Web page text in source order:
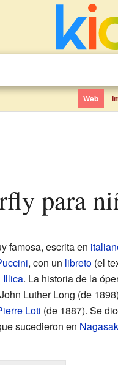
Web
para
famosa, escrita en
, con un libreto(el
Illica. La historia de la
Luther Long (de
Loti (de 1887). Se
sucedieron en